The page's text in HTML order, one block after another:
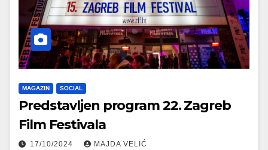
MAGAZIN SOCIAL
Predstavljen program 22. Zagreb
Film Festivala
17/10/2024 MAJDA VELIĆ